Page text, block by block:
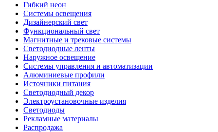
Гибкий неон
Системы освещения
Дизайнерский свет
Функциональный свет
Магнитные и трековые системы
Светодиодные ленты
Наружное освещение
Системы управления и автоматизации
Алюминиевые профили
Источники питания
Светодиодный декор
Электроустановочные изделия
Светодиоды
Рекламные материалы
Распродажа